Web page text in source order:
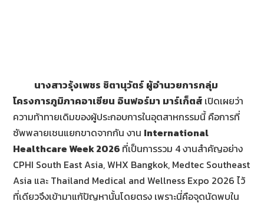
นางสาวรุ้งเพชร ชิตานุวัตร์ ผู้อำนวยการกลุ่ม
โครงการภูมิภาคอาเซียน อินฟอร์มา มาร์เก็ตส์ เปิดเผยว่า
ความท้าทายเดิมของผู้ประกอบการในอุตสาหกรรมนี้ คือการที่
ซัพพลายเชนแยกขาดจากกัน งาน International
Healthcare Week 2026 ที่เป็นการรวม 4 งานสำคัญอย่าง
CPHI South East Asia, WHX Bangkok, Medtec Southeast
Asia และ Thailand Medical and Wellness Expo 2026 ไว้
ที่เดียวจึงเข้ามาแก้ปัญหานั้นโดยตรง เพราะนี่คือจุดนัดพบใน